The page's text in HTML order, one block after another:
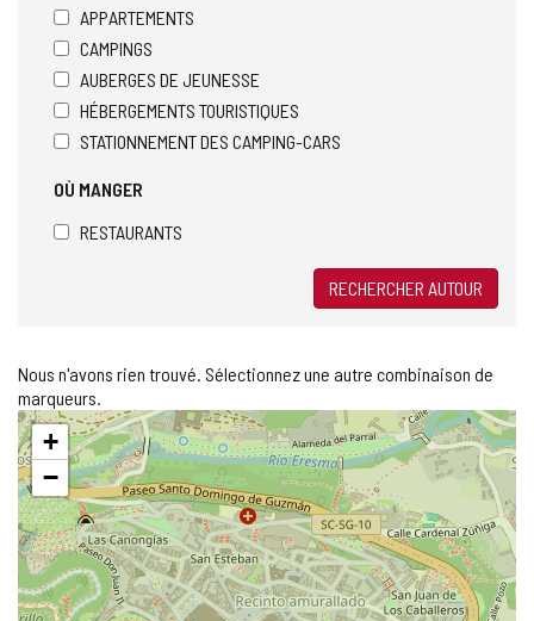
APPARTEMENTS
CAMPINGS
AUBERGES DE JEUNESSE
HÉBERGEMENTS TOURISTIQUES
STATIONNEMENT DES CAMPING-CARS
OÙ MANGER
RESTAURANTS
RECHERCHER AUTOUR
Nous n'avons rien trouvé. Sélectionnez une autre combinaison de
marqueurs.
Sauter
la
carte
+
−